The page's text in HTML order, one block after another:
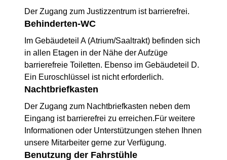
Der Zugang zum Justizzentrum ist barrierefrei.
Behinderten-WC
Im Gebäudeteil A (Atrium/Saaltrakt) befinden sich
in allen Etagen in der Nähe der Aufzüge
barrierefreie Toiletten. Ebenso im Gebäudeteil D.
Ein Euroschlüssel ist nicht erforderlich.
Nachtbriefkasten
Der Zugang zum Nachtbriefkasten neben dem
Eingang ist barrierefrei zu erreichen.Für weitere
Informationen oder Unterstützungen stehen Ihnen
unsere Mitarbeiter gerne zur Verfügung.
Benutzung der Fahrstühle